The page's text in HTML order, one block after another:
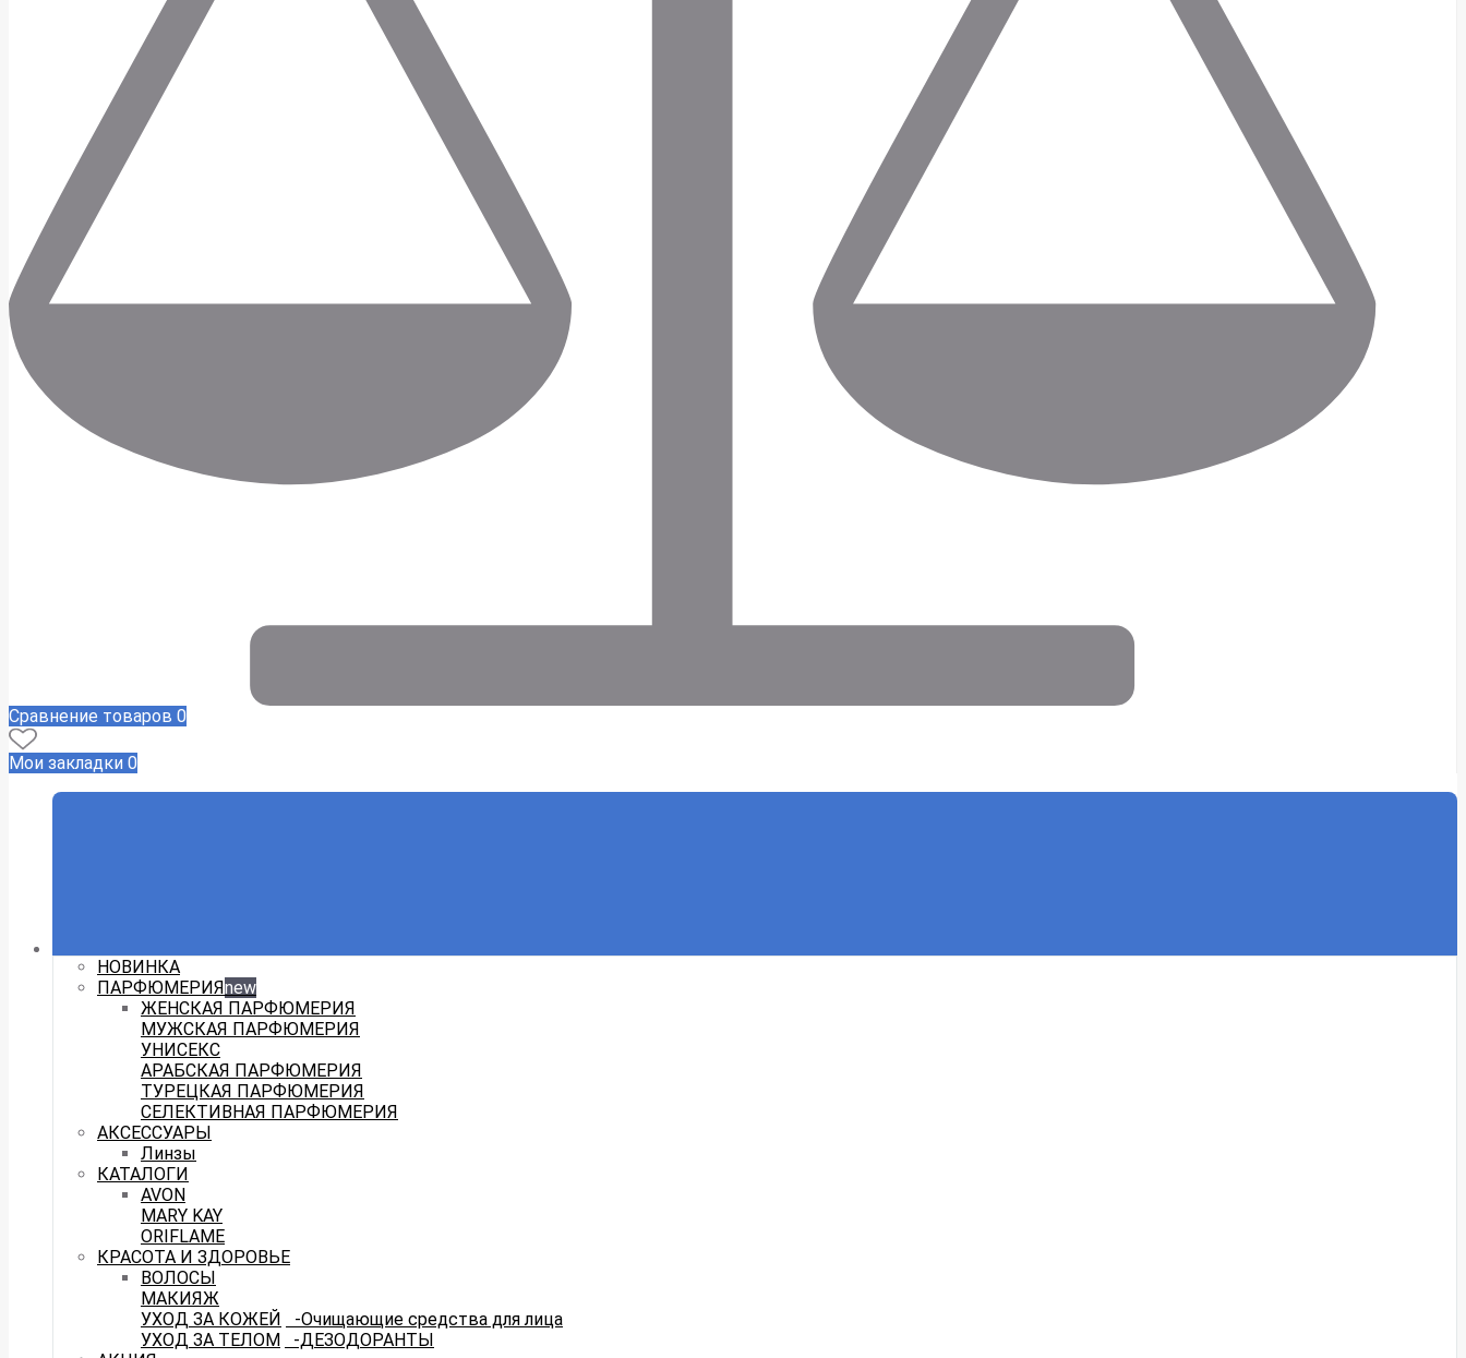
Сравнение товаров 0
Мои закладки 0
НОВИНКА
ПАРФЮМЕРИЯnew
ЖЕНСКАЯ ПАРФЮМЕРИЯ
МУЖСКАЯ ПАРФЮМЕРИЯ
УНИСЕКС
АРАБСКАЯ ПАРФЮМЕРИЯ
ТУРЕЦКАЯ ПАРФЮМЕРИЯ
СЕЛЕКТИВНАЯ ПАРФЮМЕРИЯ
АКСЕССУАРЫ
Линзы
КАТАЛОГИ
AVON
MARY KAY
ORIFLAME
КРАСОТА И ЗДОРОВЬЕ
ВОЛОСЫ
МАКИЯЖ
УХОД ЗА КОЖЕЙ
-Очищающие средства для лица
УХОД ЗА ТЕЛОМ
-ДЕЗОДОРАНТЫ